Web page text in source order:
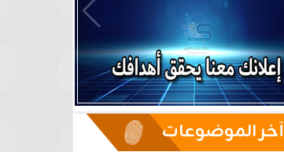
آخر الموضوعات